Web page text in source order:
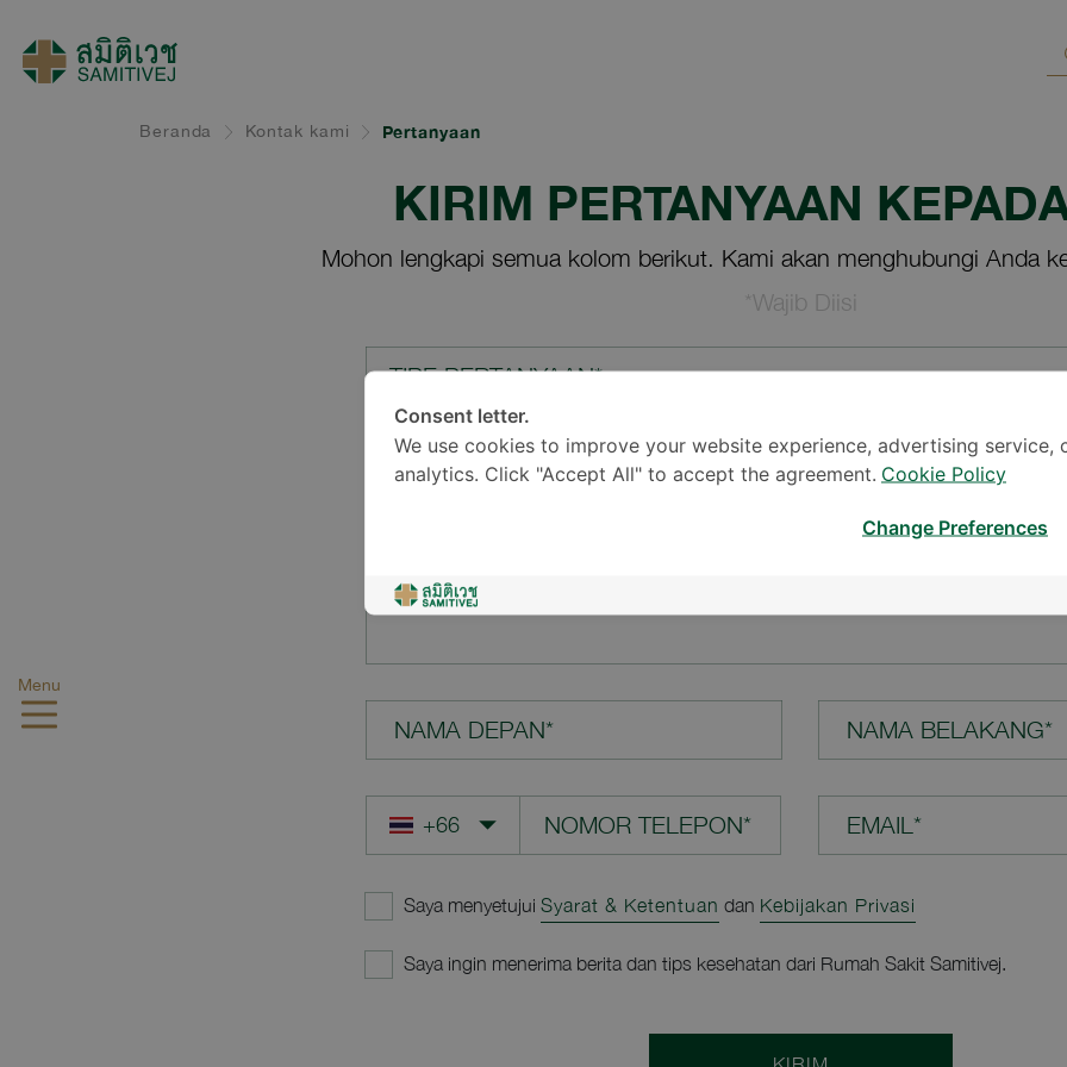
Menu
Beranda Kontak kami Pertanyaan
KIRIM PERTANYAAN
Mohon lengkapi semua kolom berikut. Kami akan menghubungi Anda
*Wajib Diisi
TIPE PERTANYAAN*
LOKASI*
NAMA DEPAN* NAMA BELAKANG*
EMAIL*
Saya menyetujui Syarat & Ketentuan dan Kebijakan Privasi
Saya ingin menerima berita dan tips kesehatan dari Rumah Sakit Samitivej.
Consent letter.
We use cookies to improve your website experience, advertising service,
analytics. Click "Accept All" to accept the agreement. Cookie Policy
Change Preferences